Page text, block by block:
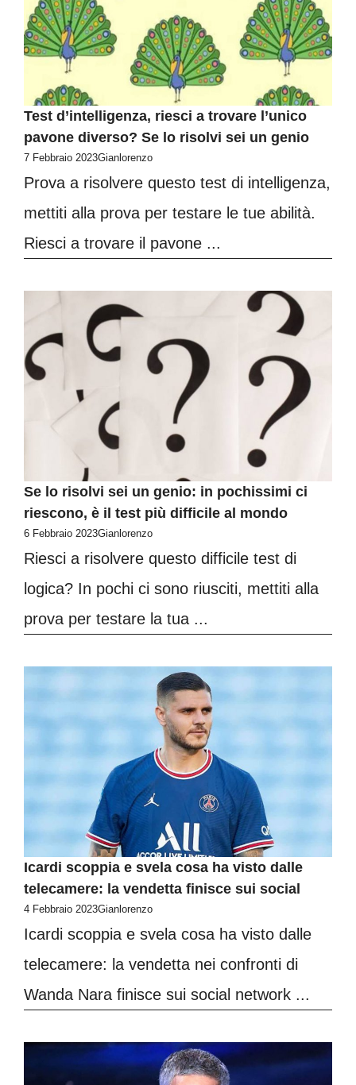
Test d’intelligenza, riesci a trovare l’unico
pavone diverso? Se lo risolvi sei un genio
7 Febbraio 2023Gianlorenzo
Prova a risolvere questo test di intelligenza,
mettiti alla prova per testare le tue abilità.
Riesci a trovare il pavone ...
Se lo risolvi sei un genio: in pochissimi ci
riescono, è il test più difficile al mondo
6 Febbraio 2023Gianlorenzo
Riesci a risolvere questo difficile test di
logica? In pochi ci sono riusciti, mettiti alla
prova per testare la tua ...
Icardi scoppia e svela cosa ha visto dalle
telecamere: la vendetta finisce sui social
4 Febbraio 2023Gianlorenzo
Icardi scoppia e svela cosa ha visto dalle
telecamere: la vendetta nei confronti di
Wanda Nara finisce sui social network ...